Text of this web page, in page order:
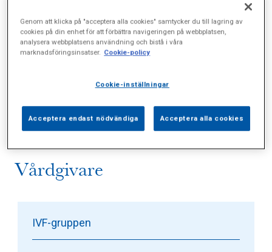
Sidor (0) Press (0) Sophianytt (2)
Vårdgivare
IVF-gruppen
Genom att klicka på "acceptera alla cookies" samtycker du till lagring av
cookies på din enhet för att förbättra navigeringen på webbplatsen,
analysera webbplatsens användning och bistå i våra
marknadsföringsinsatser. Cookie-policy
Cookie-inställningar
Acceptera endast nödvändiga Acceptera alla cookies